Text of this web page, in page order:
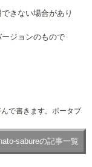
きない場合があり
ジョンのもので
で書きます。ポータブ
sabureの記事一覧